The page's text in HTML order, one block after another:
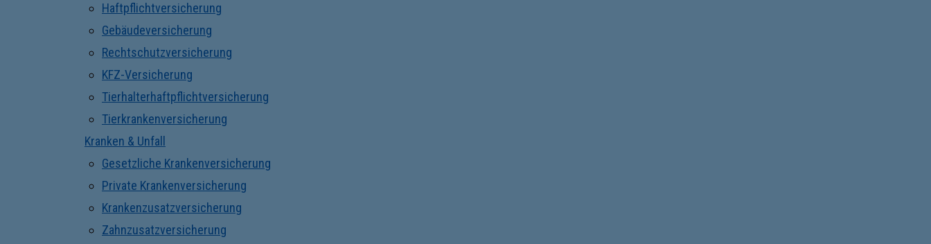
Haftpflichtversicherung
Gebäudeversicherung
Rechtschutzversicherung
KFZ-Versicherung
Tierhalterhaftpflichtversicherung
Tierkrankenversicherung
Kranken & Unfall
Gesetzliche Krankenversicherung
Private Krankenversicherung
Krankenzusatzversicherung
Zahnzusatzversicherung